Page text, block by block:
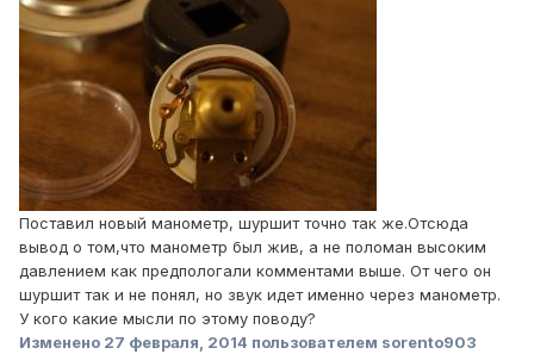
Поставил новый манометр, шуршит точно так же.Отсюда
вывод о том,что манометр был жив, а не поломан высоким
давлением как предпологали комментами выше. От чего он
шуршит так и не понял, но звук идет именно через манометр.
У кого какие мысли по этому поводу?
Изменено 27 февраля, 2014 пользователем sorento903